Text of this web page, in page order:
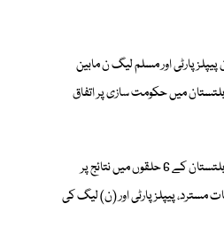
پیپلزپارٹی اور مسلم لیگ ن مابین
میں حکومت سازی پر اتفاق
گلگت بلتستان کے 6 حلقوں میں نتائج پر
مسترد، پیپلزپارٹی اور (ن) لیگ کی